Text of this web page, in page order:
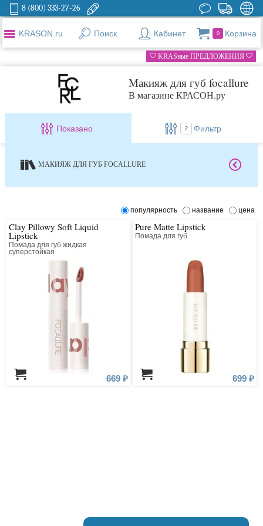
8 (800) 333-27-26
KRASON.ru Поиск Кабинет 0 Корзина
KRASные ПРЕДЛОЖЕНИЯ
Макияж для губ focallure
В магазине КРАСОН.ру
Показано 2 Фильтр
МАКИЯЖ ДЛЯ ГУБ FOCALLURE
популярность название цена
Clay Pillowy Soft Liquid
Lipstick
Помада для губ жидкая
суперстойкая
669 ₽
Pure Matte Lipstick
Помада для губ
699 ₽